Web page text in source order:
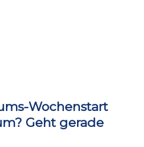
Wochenstart
Geht gerade